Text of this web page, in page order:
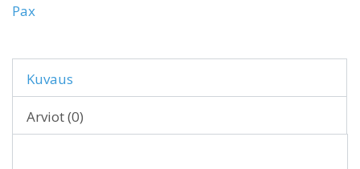
Pax
Kuvaus
Arviot (0)